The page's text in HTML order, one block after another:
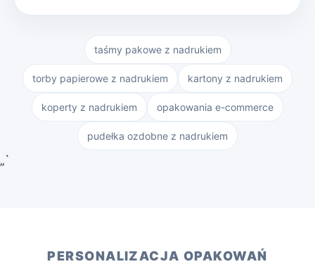
taśmy pakowe z nadrukiem
torby papierowe z nadrukiem kartony z nadrukiem
koperty z nadrukiem opakowania e-commerce
pudełka ozdobne z nadrukiem
„`
PERSONALIZACJA OPAKOWAŃ